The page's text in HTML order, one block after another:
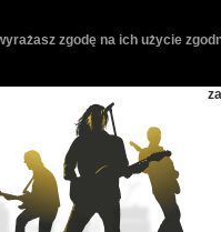
zgodę na ich użycie